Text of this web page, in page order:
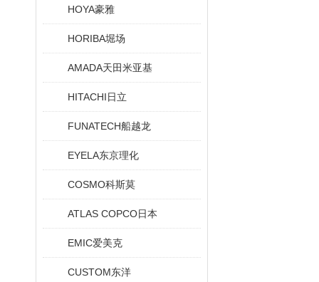
HOYA豪雅
HORIBA堀场
AMADA天田米亚基
HITACHI日立
FUNATECH船越龙
EYELA东京理化
COSMO科斯莫
ATLAS COPCO日本
EMIC爱美克
CUSTOM东洋